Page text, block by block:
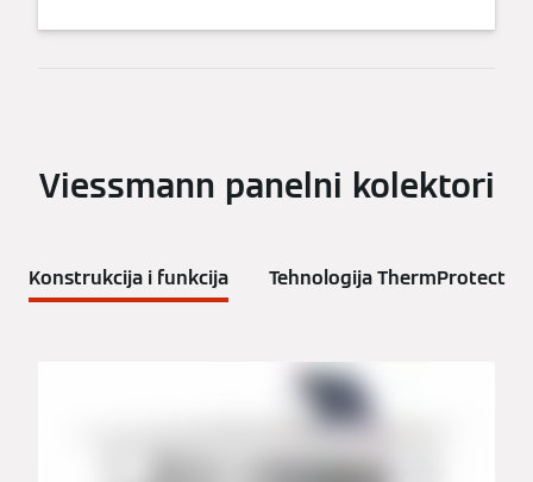
Viessmann panelni kolektori
Konstrukcija i funkcija Tehnologija ThermProtect